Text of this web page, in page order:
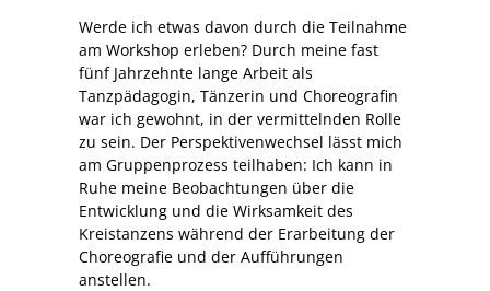
Werde ich etwas davon durch die Teilnahme
am Workshop erleben? Durch meine fast
fünf Jahrzehnte lange Arbeit als
Tanzpädagogin, Tänzerin und Choreografin
war ich gewohnt, in der vermittelnden Rolle
zu sein. Der Perspektivenwechsel lässt mich
am Gruppenprozess teilhaben: Ich kann in
Ruhe meine Beobachtungen über die
Entwicklung und die Wirksamkeit des
Kreistanzens während der Erarbeitung der
Choreografie und der Aufführungen
anstellen.